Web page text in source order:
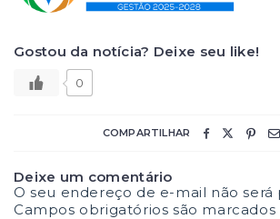
Gostou da notícia? Deixe seu like!
0
COMPARTILHAR
Deixe um comentário
O seu endereço de e-mail não será
Campos obrigatórios são